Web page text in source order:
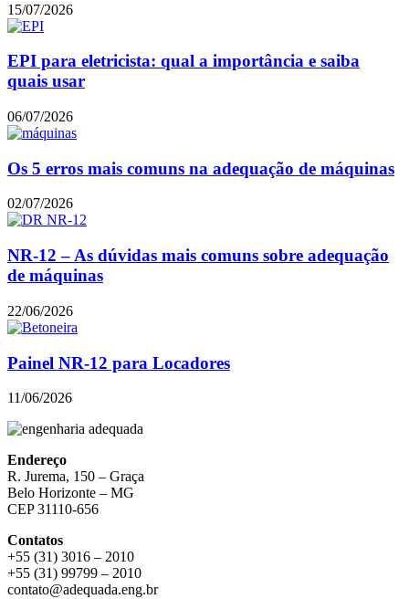
15/07/2026
EPI para eletricista: qual a importância e saiba
quais usar
06/07/2026
Os 5 erros mais comuns na adequação de máquinas
02/07/2026
NR-12 – As dúvidas mais comuns sobre adequação
de máquinas
22/06/2026
Painel NR-12 para Locadores
11/06/2026
Endereço
R. Jurema, 150 – Graça
Belo Horizonte – MG
CEP 31110-656
Contatos
+55 (31) 3016 – 2010
+55 (31) 99799 – 2010
contato@adequada.eng.br